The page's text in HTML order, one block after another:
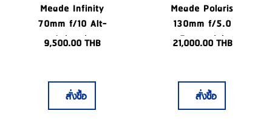
Meade Infinity
70mm f/10 Alt-
Azimuth
9,500.00THB
สั่งซื้อ
Meade Polaris
130mm f/5.0
Equatorial
21,000.00 THB
สั่งซื้อ